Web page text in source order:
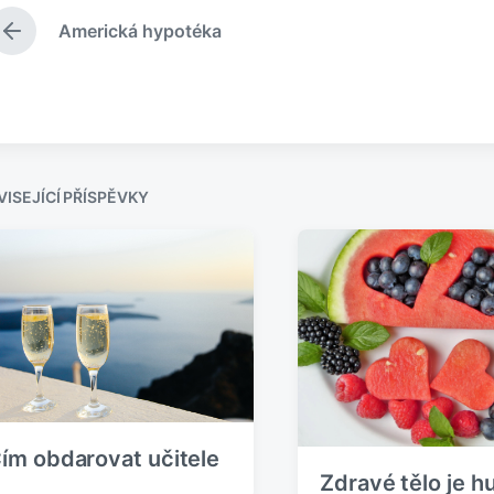
P
ř
z
s
p
ě
v
Americká hypotéka
PŘÍSPĚVKY
obdarovat učitele
Zdravé tělo je